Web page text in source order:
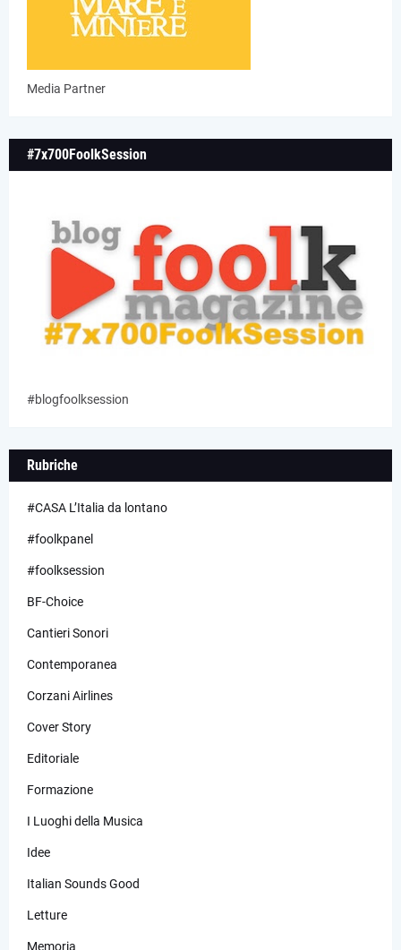
Media Partner
#7x700FoolkSession
#blogfoolksession
Rubriche
#CASA L’Italia da lontano
#foolkpanel
#foolksession
BF-Choice
Cantieri Sonori
Contemporanea
Corzani Airlines
Cover Story
Editoriale
Formazione
I Luoghi della Musica
Idee
Italian Sounds Good
Letture
Memoria